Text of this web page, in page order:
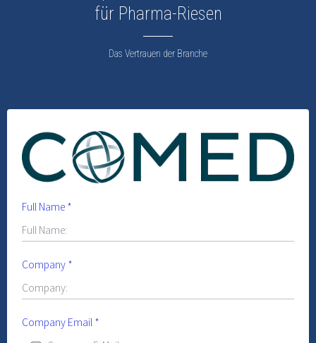
für Pharma-Riesen
Das Vertrauen der Branche
Full Name *
Company *
Company Email *